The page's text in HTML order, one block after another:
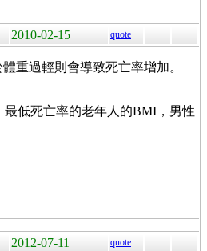
2010-02-15 quote
重過輕則會導致死亡率增加。
最低死亡率的老年人的BMI，男性
2012-07-11 quote